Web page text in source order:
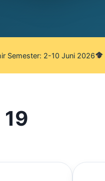
Semester: 2-10 Juni 2026